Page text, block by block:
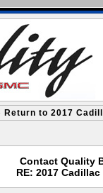
Return to 2017
Contact Quality
RE: 2017